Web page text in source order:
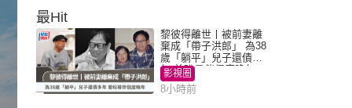
最Hit
黎彼得離世丨被前妻離
棄成「帶子洪郎」 為38
歲「躺平」兒子還債多
年 曾盼尋伴侶度晚年
影視圈
8小時前